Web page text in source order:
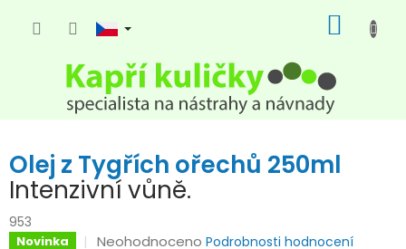
KOŠÍK
Olej z Tygřích ořechů 250ml
Intenzivní vůně.
953
Novinka
Průměrné
Neohodnoceno Podrobnosti hodnocení